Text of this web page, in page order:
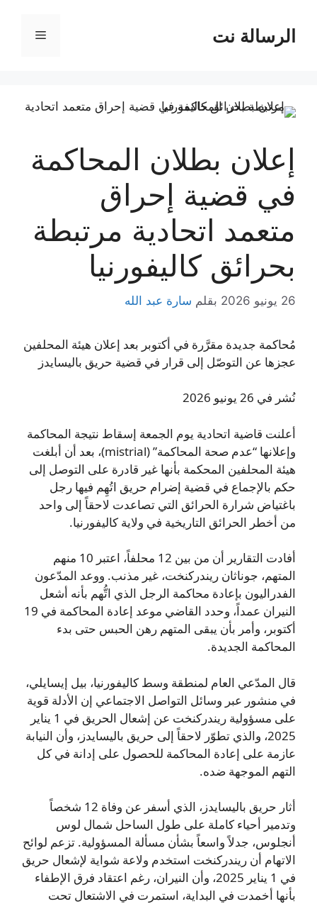
المحتوىالرسالة نت القائمة
إعلان بطلان المحاكمة
في قضية إحراق
متعمد اتحادية مرتبطة
بحرائق كاليفورنيا
26 يونيو 2026 بقلم سارة عبد الله
مُحاكمة جديدة مقرَّرة في أكتوبر بعد إعلان هيئة المحلفين
عجزها عن التوصّل إلى قرار في قضية حريق باليسايدز
نُشر في 26 يونيو 2026
أعلنت قاضية اتحادية يوم الجمعة إسقاط نتيجة المحاكمة
وإعلانها “عدم صحة المحاكمة” (mistrial)، بعد أن أبلغت
هيئة المحلفين المحكمة بأنها غير قادرة على التوصل إلى
حكم بالإجماع في قضية إضرام حريق اتُهِم فيها رجل
باغتياض شرارة الحرائق التي تصاعدت لاحقاً إلى واحد
من أخطر الحرائق التاريخية في ولاية كاليفورنيا.
أفادت التقارير أن من بين 12 محلفاً، اعتبر 10 منهم
المتهم، جوناثان ريندركنخت، غير مذنب. ووعد المدّعون
الفدراليون بإعادة محاكمة الرجل الذي اتُّهم بأنه أشعل
النيران عمداً، وحدد القاضي موعد إعادة المحاكمة في 19
أكتوبر، وأمر بأن يبقى المتهم رهن الحبس حتى بدء
المحاكمة الجديدة.
قال المدّعي العام لمنطقة وسط كاليفورنيا، بيل إيسايلي،
في منشور عبر وسائل التواصل الاجتماعي إن الأدلة قوية
على مسؤولية ريندركنخت عن إشعال الحريق في 1 يناير
2025، والذي تطوّر لاحقاً إلى حريق باليسايدز، وأن النيابة
عازمة على إعادة المحاكمة للحصول على إدانة في كل
التهم الموجهة ضده.
أثار حريق باليسايدز، الذي أسفر عن وفاة 12 شخصاً
وتدمير أحياء كاملة على طول الساحل شمال لوس
أنجلوس، جدلاً واسعاً بشأن مسألة المسؤولية. تزعم لوائح
الاتهام أن ريندركنخت استخدم ولاعة شواية لإشعال حريق
في 1 يناير 2025، وأن النيران، رغم اعتقاد فرق الإطفاء
بأنها أخمدت في البداية، استمرت في الاشتعال تحت